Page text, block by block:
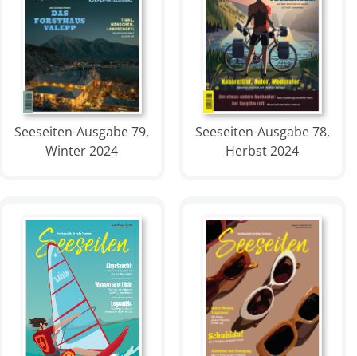
Seeseiten-Ausgabe 79,
Winter 2024
Seeseiten-Ausgabe 78,
Herbst 2024